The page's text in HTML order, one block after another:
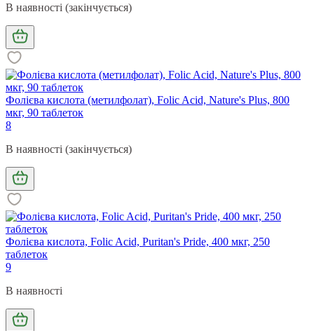
В наявності (закінчується)
Фолієва кислота (метилфолат), Folic Acid, Nature's Plus, 800
мкг, 90 таблеток
8
В наявності (закінчується)
Фолієва кислота, Folic Acid, Puritan's Pride, 400 мкг, 250
таблеток
9
В наявності